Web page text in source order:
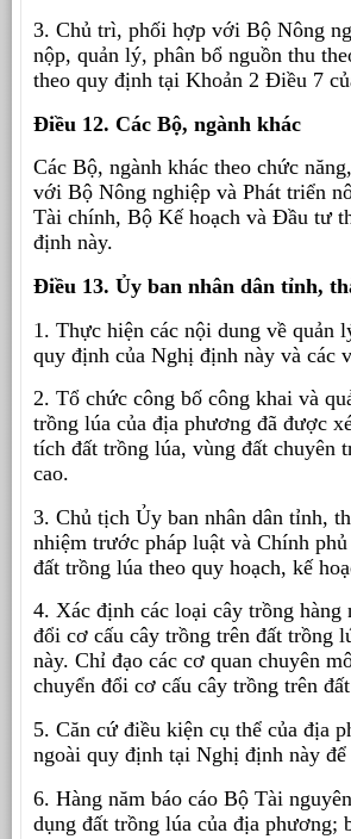
3. Chủ trì, phối hợp với Bộ Nông
nộp, quản lý, phân bổ nguồn thu
theo quy định tại Khoản 2 Điều 7
Điều 12. Các Bộ, ngành khác
Các Bộ, ngành khác theo chức
với Bộ Nông nghiệp và Phát triển
Tài chính, Bộ Kế hoạch và Đầu tư
định này.
Điều 13. Ủy ban nhân dân tỉnh,
1. Thực hiện các nội dung về quản
quy định của Nghị định này và các
2. Tổ chức công bố công khai và
trồng lúa của địa phương đã được
tích đất trồng lúa, vùng đất chuyên
cao.
3. Chủ tịch Ủy ban nhân dân tỉnh,
nhiệm trước pháp luật và Chính
đất trồng lúa theo quy hoạch, kế
4. Xác định các loại cây trồng hàng
đổi cơ cấu cây trồng trên đất trồng
này. Chỉ đạo các cơ quan chuyên
chuyển đổi cơ cấu cây trồng trên
5. Căn cứ điều kiện cụ thể của địa
ngoài quy định tại Nghị định này
6. Hàng năm báo cáo Bộ Tài
dụng đất trồng lúa của địa phương;